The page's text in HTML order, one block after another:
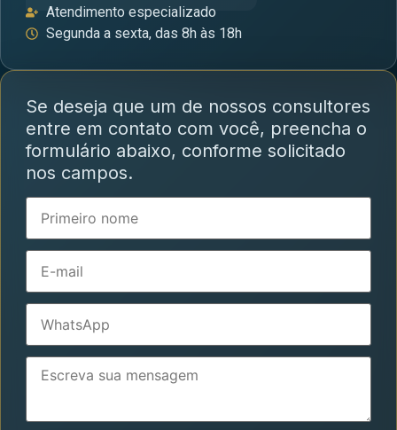
Atendimento especializado
Segunda a sexta, das 8h às 18h
Se deseja que um de nossos consultores
entre em contato com você, preencha o
formulário abaixo, conforme solicitado
nos campos.